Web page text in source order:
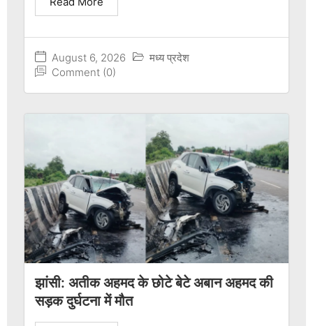
August 6, 2026
मध्य प्रदेश
Comment (0)
झांसी: अतीक अहमद के छोटे बेटे अबान अहमद की
सड़क दुर्घटना में मौत